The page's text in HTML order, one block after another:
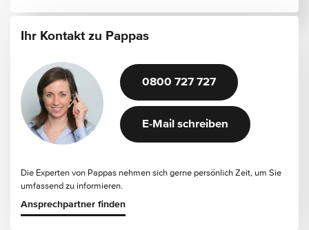
Ihr Kontakt zu Pappas
0800 727 727
E-Mail schreiben
Die Experten von Pappas nehmen sich gerne persönlich Zeit, um Sie
umfassend zu informieren.
Ansprechpartner finden